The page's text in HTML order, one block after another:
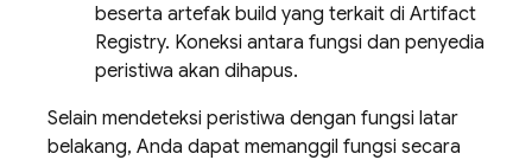
beserta artefak build yang terkait di Artifact
Registry. Koneksi antara fungsi dan penyedia
peristiwa akan dihapus.
Selain mendeteksi peristiwa dengan fungsi latar
belakang, Anda dapat memanggil fungsi secara